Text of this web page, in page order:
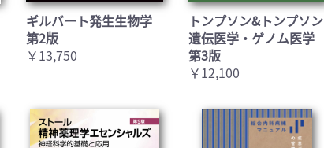
ギルバート発生生物学
第2版
￥13,750
トンプソン&トンプソン
遺伝医学・ゲノム医学
第3版
￥12,100